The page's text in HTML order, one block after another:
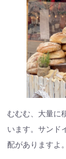
むむむ、大量に
います。サンド
配がありますよ。